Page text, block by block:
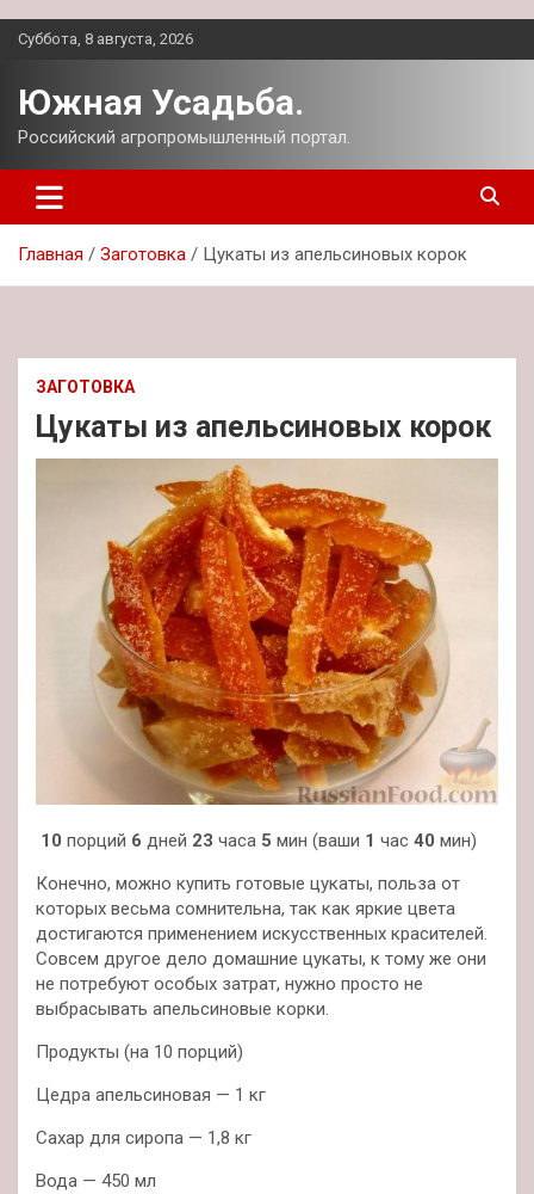
Перейти
Суббота, 8 августа, 2026
Южная Усадьба.
Российский агропромышленный портал.
Главная Заготовка Цукаты из апельсиновых корок
ЗАГОТОВКА
Цукаты из апельсиновых корок
10 порций 6 дней 23 часа 5 мин (ваши 1 час 40 мин)
Конечно, можно купить готовые цукаты, польза от
которых весьма сомнительна, так как яркие цвета
достигаются применением искусственных красителей.
Совсем другое дело домашние цукаты, к тому же они
не потребуют особых затрат, нужно просто не
выбрасывать апельсиновые корки.
Продукты (на 10 порций)
Цедра апельсиновая — 1 кг
Сахар для сиропа — 1,8 кг
Вода — 450 мл